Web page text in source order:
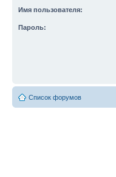
Имя пользователя:
Пароль:
Список форумов